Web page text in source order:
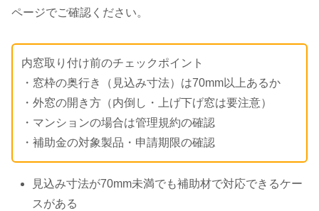
ページでご確認ください。
内窓取り付け前のチェックポイント
・窓枠の奥行き（見込み寸法）は70mm以上あるか
・外窓の開き方（内倒し・上げ下げ窓は要注意）
・マンションの場合は管理規約の確認
・補助金の対象製品・申請期限の確認
見込み寸法が70mm未満でも補助材で対応できるケー
スがある